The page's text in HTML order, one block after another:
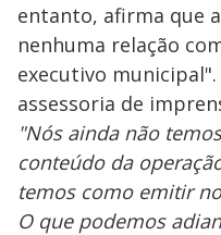
entanto, afirma que
nenhuma relação
executivo
assessoria de
"Nós ainda não
conteúdo da
temos como emitir
O que podemos